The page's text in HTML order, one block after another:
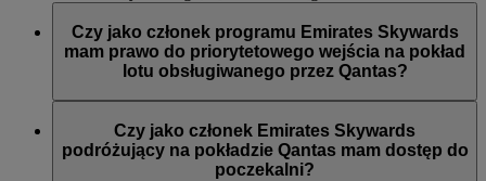
klasy biznes oraz krajowych poczekalni Qantas Club
Pierwszeństwa wejścia na pokład
Priorytetowego dostarczenia bagażu
lotów obsługiwanych przez Qantas mają dostęp do:
Odprawy dla klasy ekonomicznej Premium (o ile jest
12 kg dodatkowego limitu bagażu (na trasach, na
których obowiązuje zasada wagi)
Czy jako członek programu Emirates Skywards
mam prawo do priorytetowego wejścia na pokład
lotu obsługiwanego przez Qantas?
członkowie Emirates Skywards na poziomach Platinum i
Gold.
Czy jako członek Emirates Skywards
podróżujący na pokładzie Qantas mam dostęp do
poczekalni?